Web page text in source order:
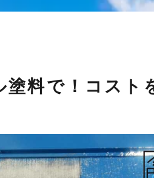
料で！コスト